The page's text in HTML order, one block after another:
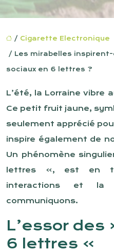
/ Cigarette Electronique
/ Les mirabelles
sociaux en 6 lettres ?
L’été, la Lorraine vibre
Ce petit fruit jaune,
seulement apprécié
inspire également de
Un phénomène
lettres », est en
interactions et la
communiquons.
L’essor
6 lettres »